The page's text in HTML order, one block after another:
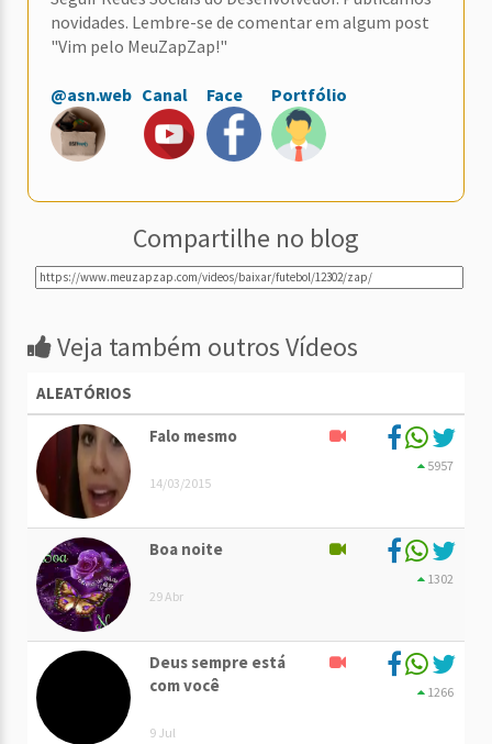
novidades. Lembre-se de comentar em algum post
"Vim pelo MeuZapZap!"
@asn.web Canal Face Portfólio
Compartilhe no blog
Veja também outros Vídeos
ALEATÓRIOS
Falo mesmo
14/03/2015
5957
Boa noite
29 Abr
1302
Deus sempre está
com você
9 Jul
1266